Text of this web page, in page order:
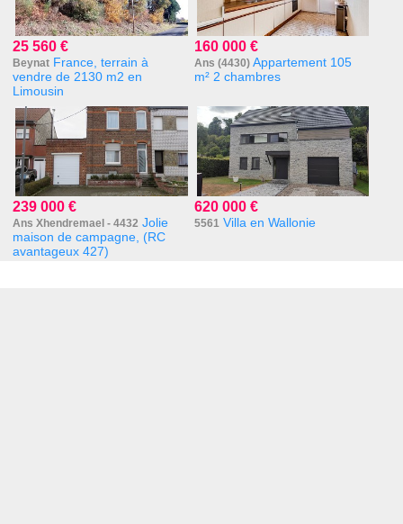
25 560 €
Beynat France, terrain à
vendre de 2130 m2 en
Limousin
160 000 €
Ans (4430) Appartement 105
m² 2 chambres
239 000 €
Ans Xhendremael - 4432 Jolie
maison de campagne, (RC
avantageux 427)
620 000 €
5561 Villa en Wallonie